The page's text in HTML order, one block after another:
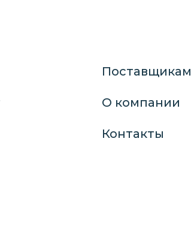
Поставщикам
О компании
Контакты